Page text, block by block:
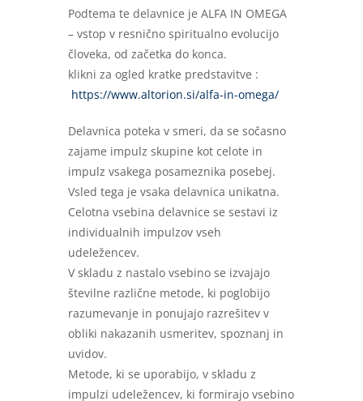
Podtema te delavnice je ALFA IN OMEGA
– vstop v resnično spiritualno evolucijo
človeka, od začetka do konca.
klikni za ogled kratke predstavitve :
https://www.altorion.si/alfa-in-omega/
Delavnica poteka v smeri, da se sočasno
zajame impulz skupine kot celote in
impulz vsakega posameznika posebej.
Vsled tega je vsaka delavnica unikatna.
Celotna vsebina delavnice se sestavi iz
individualnih impulzov vseh
udeležencev.
V skladu z nastalo vsebino se izvajajo
številne različne metode, ki poglobijo
razumevanje in ponujajo razrešitev v
obliki nakazanih usmeritev, spoznanj in
uvidov.
Metode, ki se uporabijo, v skladu z
impulzi udeležencev, ki formirajo vsebino